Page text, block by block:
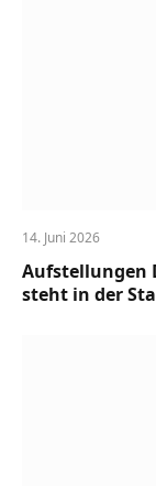
14. Juni 2026
Aufstellungen
steht in der